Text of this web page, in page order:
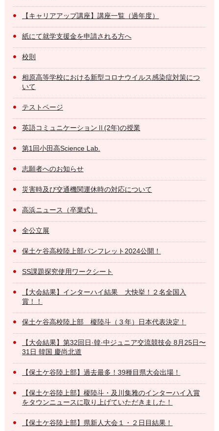
【キャリアアップ講座】講座一覧（過年度）
紙にて就学支援金を申請される方へ
校則
相原高等学校における新型コロナウイルス感染症対策につ
いて
テストページ
英語コミュニケーションⅡ(2年)の授業
第1回小田高Science Lab.
志願者へのお知らせ
災害時及び交通機関運休時の対応について
高浜ニュース（卒業式）
全公立展
保土ケ谷高校陸上部パンフレット2024公開！
SS課題探究使用ワークシート
【大会結果】インターハイ結果 大快挙！２名全国入
賞！！
保土ケ谷高校陸上部 榎陸斗（３年）日本代表決定！
【大会結果】第32回日·韓·中ジュニア交流競技会 8月25日〜
31日 韓国 慶尚北道
【保土ケ谷陸上部】過去最多！39種目県大会出場！
【保土ケ谷陸上部】榎陸斗・及川集雅のインターハイ入賞
をタウンニュースに取り上げていただきました！
【保土ケ谷陸上部】県新人大会１・２日目結果！